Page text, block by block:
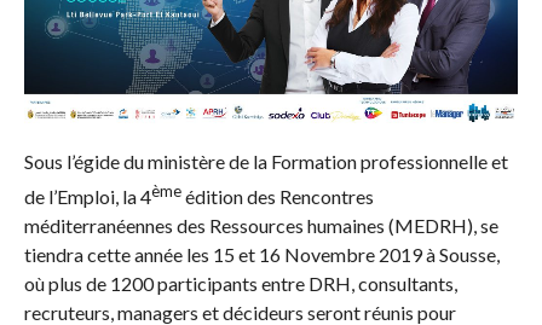
Sous l’égide du ministère de la Formation professionnelle et
de l’Emploi, la 4èmeédition des Rencontres
méditerranéennes des Ressources humaines (MEDRH), se
tiendra cette année les 15 et 16 Novembre 2019 à Sousse,
où plus de 1200 participants entre DRH, consultants,
recruteurs, managers et décideurs seront réunis pour